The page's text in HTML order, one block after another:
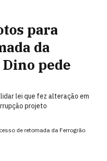
para
da
pede
lei que fez alteração em
projeto
de retomada da Ferrogrão